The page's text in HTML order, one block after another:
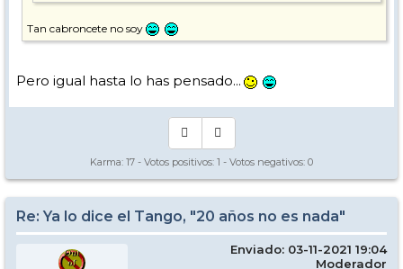
Tan cabroncete no soy
Pero igual hasta lo has pensado...
Karma: 17 - Votos positivos: 1 - Votos negativos: 0
Re: Ya lo dice el Tango, "20 años no es nada"
Enviado: 03-11-2021 19:04
Moderador